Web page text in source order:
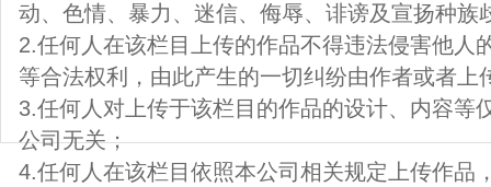
动、色情、暴力、迷信、侮辱、诽谤及宣扬种族
2.任何人在该栏目上传的作品不得违法侵害他人
等合法权利，由此产生的一切纠纷由作者或者上
3.任何人对上传于该栏目的作品的设计、内容等
公司无关；
4.任何人在该栏目依照本公司相关规定上传作品